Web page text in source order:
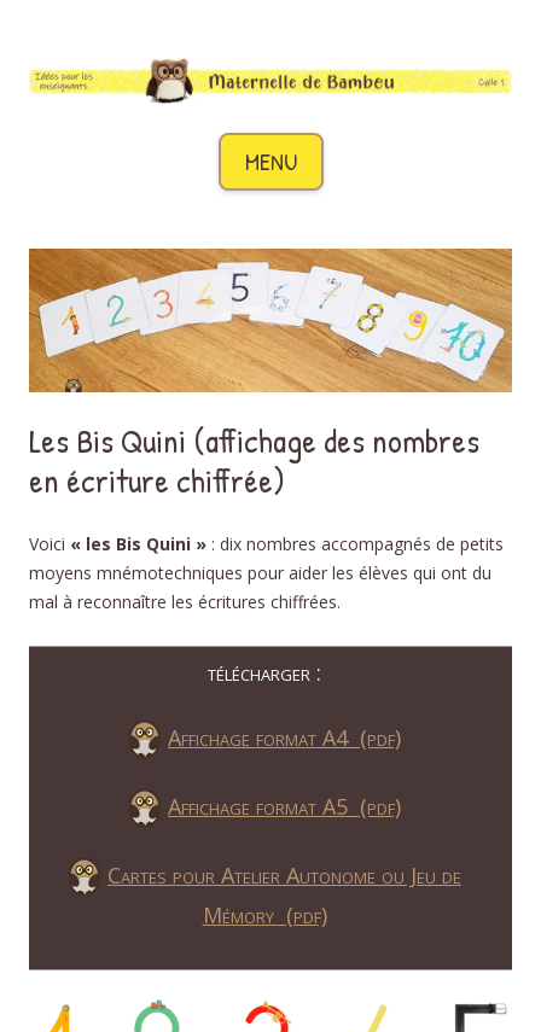
MENU
Aller au contenu
Les Bis Quini (affichage des nombres
en écriture chiffrée)
Voici « les Bis Quini » : dix nombres accompagnés de petits
moyens mnémotechniques pour aider les élèves qui ont du
mal à reconnaître les écritures chiffrées.
télécharger :
Affichage format A4 (pdf)
Affichage format A5 (pdf)
Cartes pour Atelier Autonome ou Jeu de
Mémory (pdf)